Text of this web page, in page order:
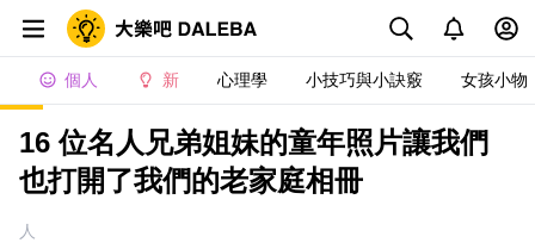
個人 新 心理學 小技巧與小訣竅 女孩小物
16 位名人兄弟姐妹的童年照片讓我們
也打開了我們的老家庭相冊
人